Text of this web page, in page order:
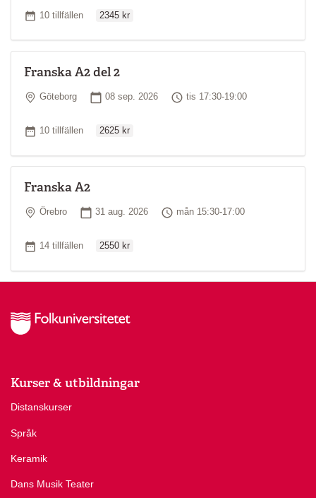
Läs mer om kursnivåer
Antal tillfällen
10 tillfällen 2345 kr
Franska A2 del 2
Plats
Göteborg Startdatum
08 sep. 2026 Tid
tis 17:30-19:00
Antal tillfällen
10 tillfällen 2625 kr
Franska A2
Plats
Örebro Startdatum
31 aug. 2026 Tid
mån 15:30-17:00
Antal tillfällen
14 tillfällen 2550 kr
Kurser & utbildningar
Distanskurser
Språk
Keramik
Dans Musik Teater